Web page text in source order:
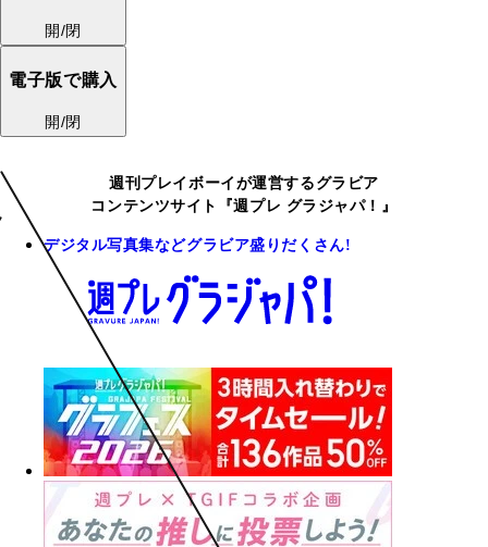
開/閉
電子版で購入
開/閉
週刊プレイボーイが運営するグラビア
コンテンツサイト『週プレ グラジャパ！』
デジタル写真集などグラビア盛りだくさん!